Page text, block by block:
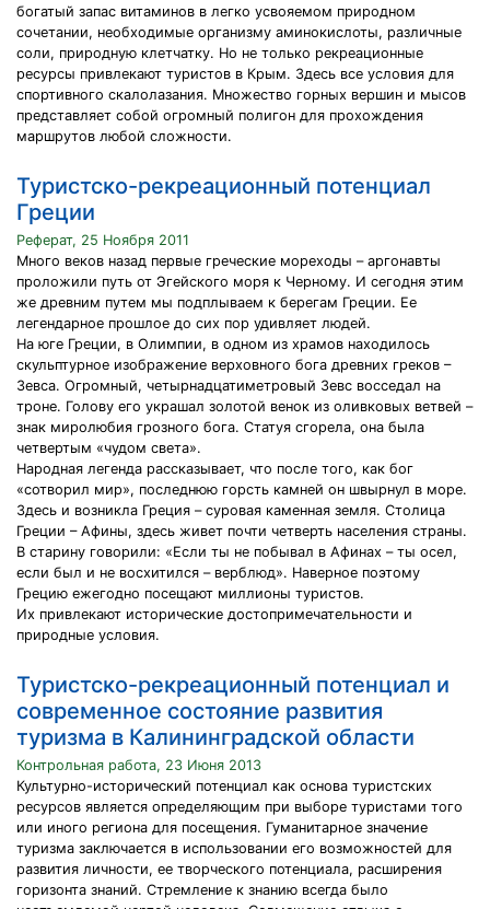
богатый запас витаминов в легко усвояемом природном
сочетании, необходимые организму аминокислоты, различные
соли, природную клетчатку. Но не только рекреационные
ресурсы привлекают туристов в Крым. Здесь все условия для
спортивного скалолазания. Множество горных вершин и мысов
представляет собой огромный полигон для прохождения
маршрутов любой сложности.
Туристско-рекреационный потенциал
Греции
Реферат, 25 Ноября 2011
Много веков назад первые греческие мореходы – аргонавты
проложили путь от Эгейского моря к Черному. И сегодня этим
же древним путем мы подплываем к берегам Греции. Ее
легендарное прошлое до сих пор удивляет людей.
На юге Греции, в Олимпии, в одном из храмов находилось
скульптурное изображение верховного бога древних греков –
Зевса. Огромный, четырнадцатиметровый Зевс восседал на
троне. Голову его украшал золотой венок из оливковых ветвей –
знак миролюбия грозного бога. Статуя сгорела, она была
четвертым «чудом света».
Народная легенда рассказывает, что после того, как бог
«сотворил мир», последнюю горсть камней он швырнул в море.
Здесь и возникла Греция – суровая каменная земля. Столица
Греции – Афины, здесь живет почти четверть населения страны.
В старину говорили: «Если ты не побывал в Афинах – ты осел,
если был и не восхитился – верблюд». Наверное поэтому
Грецию ежегодно посещают миллионы туристов.
Их привлекают исторические достопримечательности и
природные условия.
Туристско-рекреационный потенциал и
современное состояние развития
туризма в Калининградской области
Контрольная работа, 23 Июня 2013
Культурно-исторический потенциал как основа туристских
ресурсов является определяющим при выборе туристами того
или иного региона для посещения. Гуманитарное значение
туризма заключается в использовании его возможностей для
развития личности, ее творческого потенциала, расширения
горизонта знаний. Стремление к знанию всегда было